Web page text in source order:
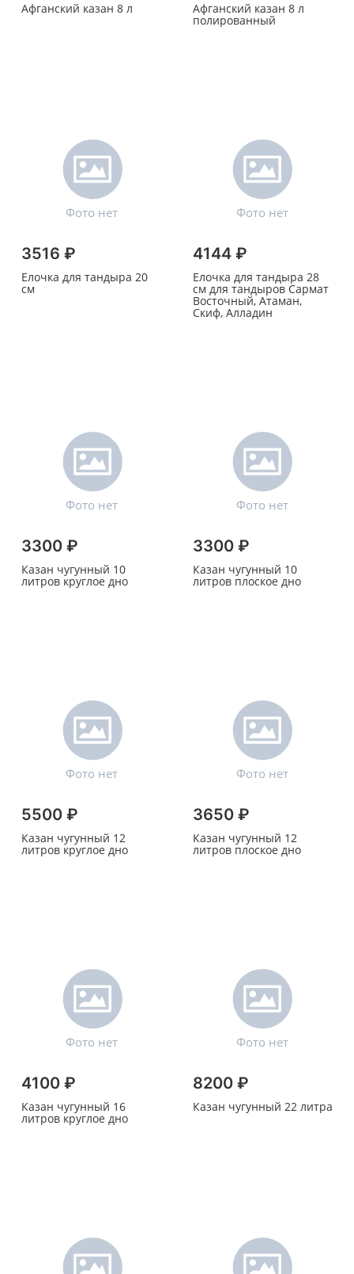
Афганский казан 8 л Афганский казан 8 л
полированный
3516 ₽
Елочка для тандыра 20
см
4144 ₽
Елочка для тандыра 28
см для тандыров Сармат
Восточный, Атаман,
Скиф, Алладин
3300 ₽
Казан чугунный 10
литров круглое дно
3300 ₽
Казан чугунный 10
литров плоское дно
5500 ₽
Казан чугунный 12
литров круглое дно
3650 ₽
Казан чугунный 12
литров плоское дно
4100 ₽
Казан чугунный 16
литров круглое дно
8200 ₽
Казан чугунный 22 литра